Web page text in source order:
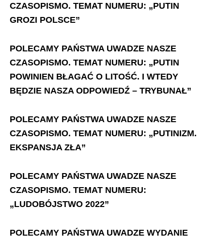
CZASOPISMO. TEMAT NUMERU: „PUTIN
GROZI POLSCE”
POLECAMY PAŃSTWA UWADZE NASZE
CZASOPISMO. TEMAT NUMERU: „PUTIN
POWINIEN BŁAGAĆ O LITOŚĆ. I WTEDY
BĘDZIE NASZA ODPOWIEDŹ – TRYBUNAŁ”
POLECAMY PAŃSTWA UWADZE NASZE
CZASOPISMO. TEMAT NUMERU: „PUTINIZM.
EKSPANSJA ZŁA”
POLECAMY PAŃSTWA UWADZE NASZE
CZASOPISMO. TEMAT NUMERU:
„LUDOBÓJSTWO 2022”
POLECAMY PAŃSTWA UWADZE WYDANIE